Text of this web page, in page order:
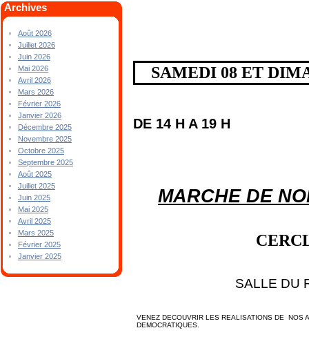
Archives
Août 2026
Juillet 2026
Juin 2026
Mai 2026
Avril 2026
Mars 2026
Février 2026
Janvier 2026
Décembre 2025
Novembre 2025
Octobre 2025
Septembre 2025
Août 2025
Juillet 2025
Juin 2025
Mai 2025
Avril 2025
Mars 2025
Février 2025
Janvier 2025
SAMEDI 08 ET
DE 14 H A 19 H
MARCHE DE
SALLE DU
VENEZ DECOUVRIR LES REALISATIONS DE
NOS
DEMOCRATIQUES.